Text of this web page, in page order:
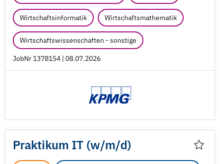
Wirtschaftsinformatik Wirtschaftsmathematik
Wirtschaftswissenschaften - sonstige
JobNr 1378154 | 08.07.2026
Praktikum IT (w/m/d)